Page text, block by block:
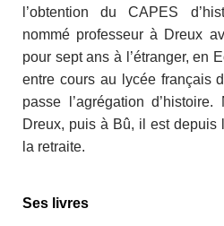
l’obtention du CAPES
nommé professeur à Dreux
pour sept ans à l’étranger, en
entre cours au lycée français
passe l’agrégation
Dreux, puis à Bû, il est depuis
la retraite.
Ses livres